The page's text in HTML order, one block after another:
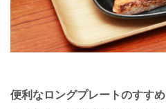
便利なロングプレートのすすめ